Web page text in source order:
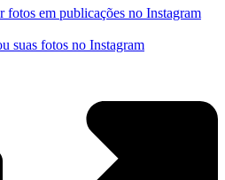
fotos em publicações no Instagram
suas fotos no Instagram